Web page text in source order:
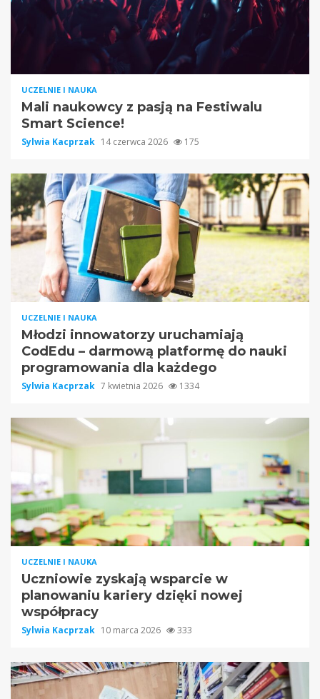
UCZELNIE I NAUKA
Mali naukowcy z pasją na Festiwalu
Smart Science!
Sylwia Kacprzak 14 czerwca 2026 175
UCZELNIE I NAUKA
Młodzi innowatorzy uruchamiają
CodEdu – darmową platformę do nauki
programowania dla każdego
Sylwia Kacprzak 7 kwietnia 2026 1334
UCZELNIE I NAUKA
Uczniowie zyskają wsparcie w
planowaniu kariery dzięki nowej
współpracy
Sylwia Kacprzak 10 marca 2026 333